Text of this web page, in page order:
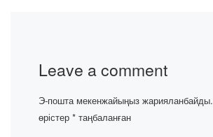
Leave a comment
Э-пошта мекенжайыңыз жарияланбайды.
өрістер * таңбаланған